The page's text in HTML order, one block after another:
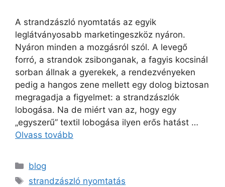
A strandzászló nyomtatás az egyik
leglátványosabb marketingeszköz nyáron.
Nyáron minden a mozgásról szól. A levegő
forró, a strandok zsibonganak, a fagyis kocsinál
sorban állnak a gyerekek, a rendezvényeken
pedig a hangos zene mellett egy dolog biztosan
megragadja a figyelmet: a strandzászlók
lobogása. Na de miért van az, hogy egy
„egyszerű” textil lobogása ilyen erős hatást …
Olvass tovább
blog
strandzászló nyomtatás